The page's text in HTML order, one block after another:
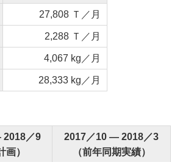
27,808 Ｔ／月
2,288 Ｔ／月
4,067 kg／月
28,333 kg／月
／9
画）
2017／10 ― 2018／3
（前年同期実績）